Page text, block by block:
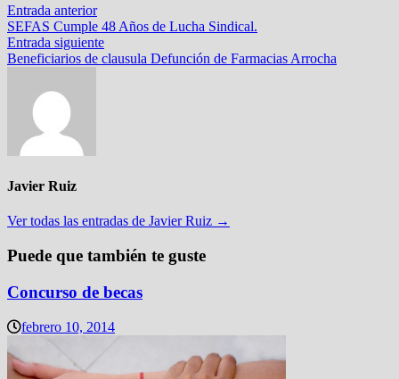
Navegación
de
entradas
Entrada anteriorEntrada
anterior:
SEFAS Cumple 48 Años de Lucha Sindical.
Entrada siguienteEntrada
siguiente:
Beneficiarios de clausula Defunción de Farmacias Arrocha
Javier Ruiz
Ver todas las entradas de Javier Ruiz →
Puede que también te guste
Concurso de becas
febrero 10, 2014